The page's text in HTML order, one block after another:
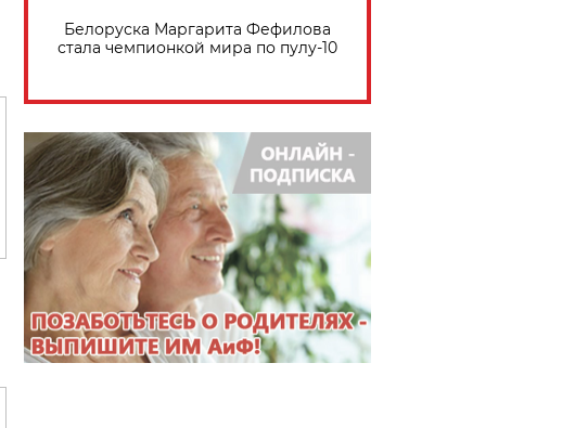
Белоруска Маргарита Фефилова
стала чемпионкой мира по пулу-10